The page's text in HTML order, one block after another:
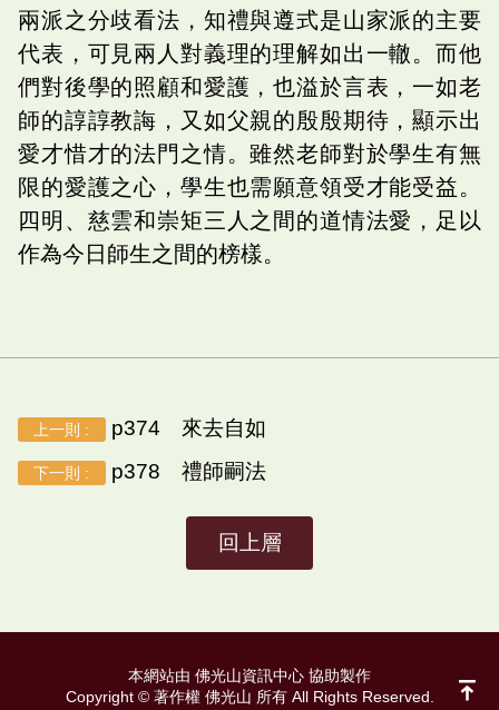
兩派之分歧看法，知禮與遵式是山家派的主要
代表，可見兩人對義理的理解如出一轍。而他
們對後學的照顧和愛護，也溢於言表，一如老
師的諄諄教誨，又如父親的殷殷期待，顯示出
愛才惜才的法門之情。雖然老師對於學生有無
限的愛護之心，學生也需願意領受才能受益。
四明、慈雲和崇矩三人之間的道情法愛，足以
作為今日師生之間的榜樣。
上一則 : p374 來去自如
下一則 : p378 禮師嗣法
回上層
本網站由 佛光山資訊中心 協助製作
Copyright © 著作權 佛光山 所有 All Rights Reserved.